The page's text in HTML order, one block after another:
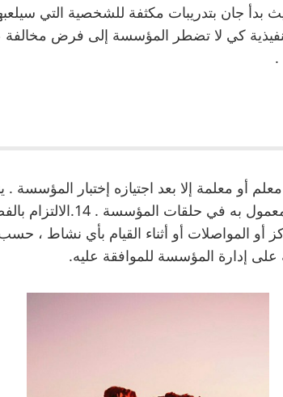
بدأ جان بتدريبات مكثفة للشخصية التي
التنفيذية كي لا تضطر المؤسسة إلى فرض
.
أو معلمة إلا بعد اجتيازه إختبار المؤسسة .
الخاصة نظام الاختبارات المعمول
أو المواصلات أو أثناء القيام بأي نشاط ،
إدارة المؤسسة للموافقة عليه.